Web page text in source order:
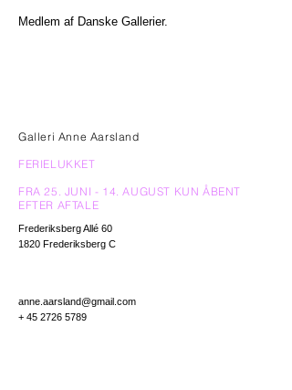
Medlem af Danske Gallerier.
Galleri Anne Aarsland
FERIELUKKET
FRA 25. JUNI - 14. AUGUST KUN ÅBENT
EFTER AFTALE
Frederiksberg Allé 60
1820 Frederiksberg C
anne.aarsland@gmail.com
+ 45 2726 5789